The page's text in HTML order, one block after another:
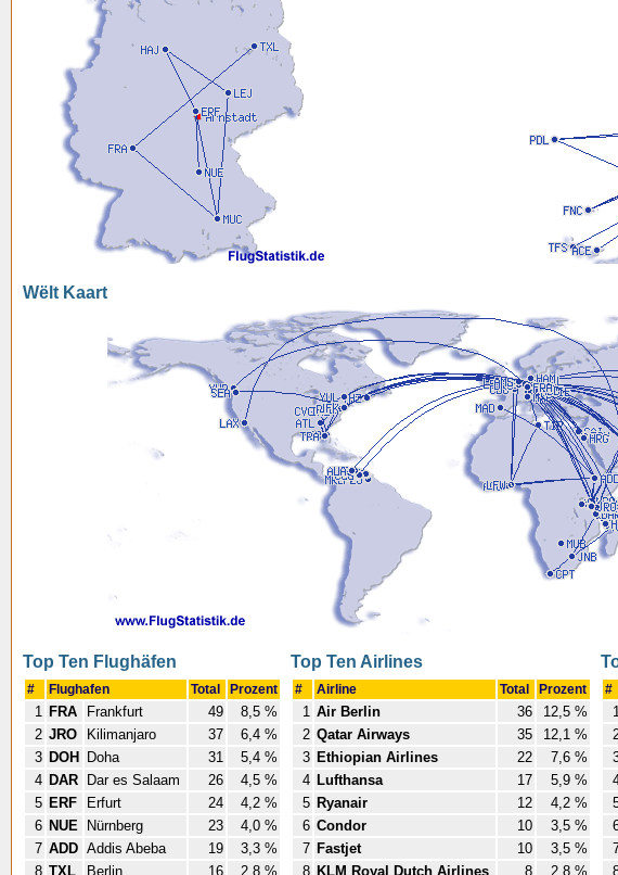
Wëlt Kaart
Top Ten Flughäfen
# Flughafen Total Prozent
1 FRA Frankfurt 49
8,5 %
2 JRO Kilimanjaro 37
6,4 %
3 DOH Doha 31
5,4 %
4 DAR Dar es Salaam 26
4,5 %
5 ERF Erfurt 24
4,2 %
6 NUE Nürnberg 23
4,0 %
7 ADD Addis Abeba 19
3,3 %
8 TXL Berlin 16 2,8 %
Top Ten Airlines
# Airline Total Prozent
1 Air Berlin 36
12,5 %
2 Qatar Airways 35
12,1 %
3 Ethiopian Airlines 22
7,6 %
4 Lufthansa 17
5,9 %
5 Ryanair 12
4,2 %
6 Condor 10
3,5 %
7 Fastjet 10
3,5 %
8 KLM Royal Dutch Airlines 8 2,8 %
#